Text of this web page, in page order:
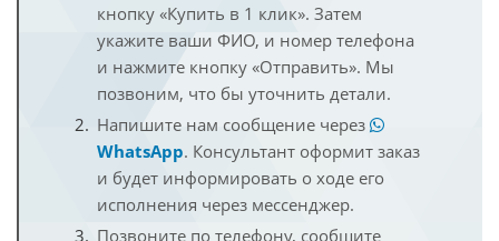
кнопку «Купить в 1 клик». Затем
укажите ваши ФИО, и номер телефона
и нажмите кнопку «Отправить». Мы
позвоним, что бы уточнить детали.
Напишите нам сообщение через
WhatsApp. Консультант оформит заказ
и будет информировать о ходе его
исполнения через мессенджер.
Позвоните по телефону, сообщите